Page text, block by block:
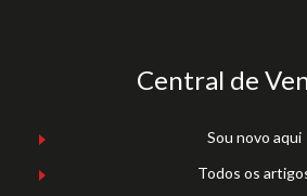
Central de
Sou novo aqui
Todos os